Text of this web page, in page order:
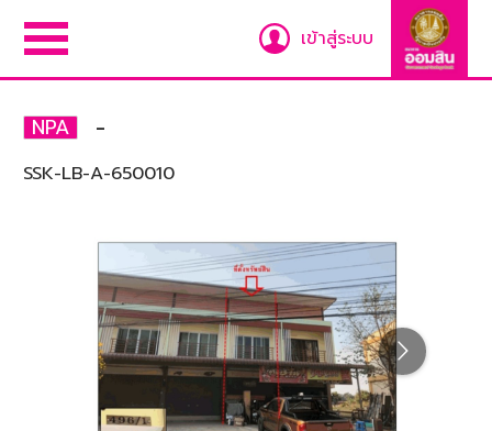
เข้าสู่ระบบ
NPA -
SSK-LB-A-650010